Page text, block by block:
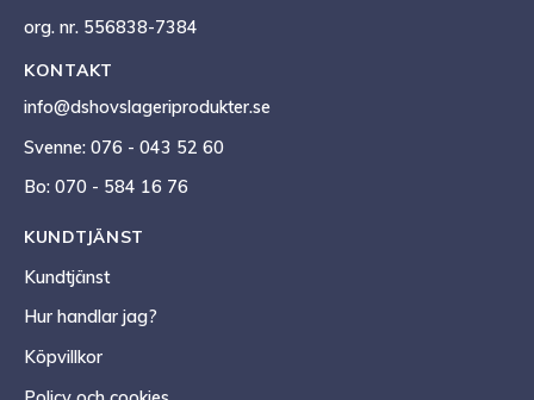
org. nr. 556838-7384
KONTAKT
info@dshovslageriprodukter.se
Svenne: 076 - 043 52 60
Bo: 070 - 584 16 76
KUNDTJÄNST
Kundtjänst
Hur handlar jag?
Köpvillkor